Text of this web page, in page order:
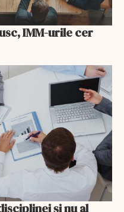
IMM-urile cer
și nu al